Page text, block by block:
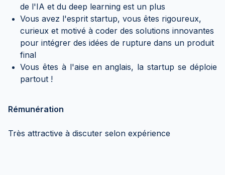
de l'IA et du deep learning est un plus
Vous avez l'esprit startup, vous êtes rigoureux,
curieux et motivé à coder des solutions innovantes
pour intégrer des idées de rupture dans un produit
final
Vous êtes à l'aise en anglais, la startup se déploie
partout !
Rémunération
Très attractive à discuter selon expérience